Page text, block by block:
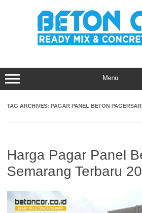
Menu
TAG ARCHIVES: PAGAR PANEL BETON
Harga Pagar Panel
Semarang Terbaru